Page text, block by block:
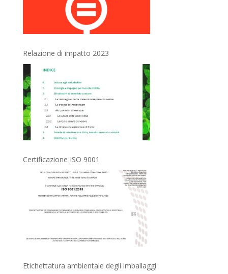
Relazione di impatto 2023
Certificazione ISO 9001
Etichettatura ambientale degli imballaggi